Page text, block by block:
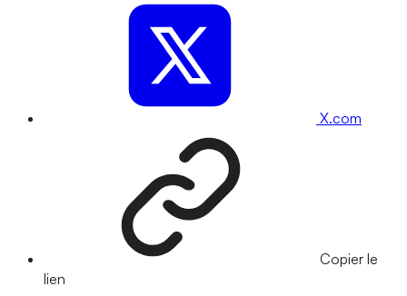
X.com
Copier le
lien